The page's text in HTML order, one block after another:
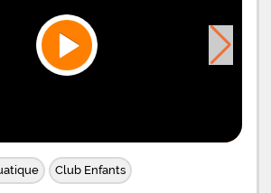
Club Enfants